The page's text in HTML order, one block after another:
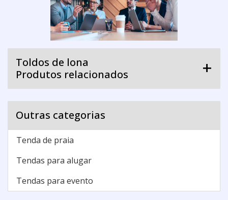
Toldos de lona
Produtos relacionados
Outras categorias
Tenda de praia
Tendas para alugar
Tendas para evento